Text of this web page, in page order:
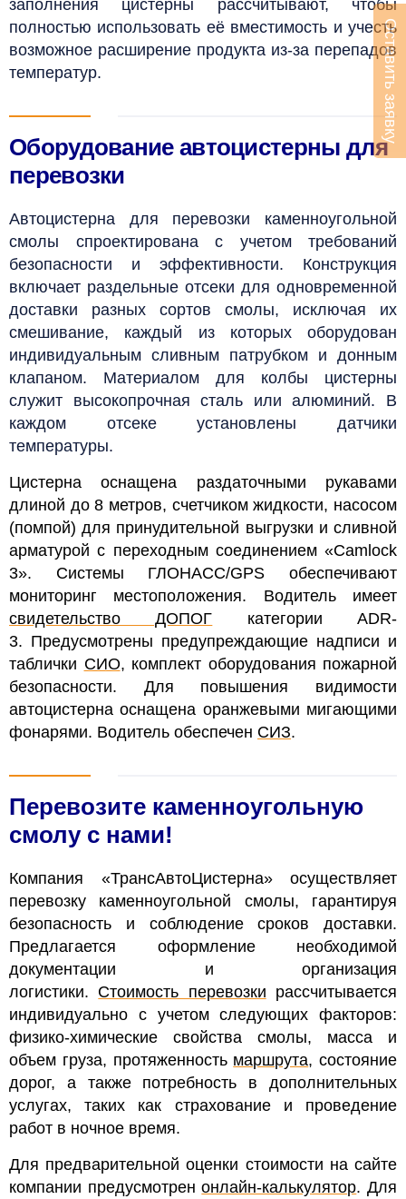
заполнения цистерны рассчитывают, чтобы
полностью использовать её вместимость и учесть
возможное расширение продукта из-за перепадов
температур.
Оборудование автоцистерны для
перевозки
Автоцистерна для перевозки каменноугольной
смолы спроектирована с учетом требований
безопасности и эффективности. Конструкция
включает раздельные отсеки для одновременной
доставки разных сортов смолы, исключая их
смешивание, каждый из которых оборудован
индивидуальным сливным патрубком и донным
клапаном. Материалом для колбы цистерны
служит высокопрочная сталь или алюминий. В
каждом отсеке установлены датчики
температуры.
Цистерна оснащена раздаточными рукавами
длиной до 8 метров, счетчиком жидкости, насосом
(помпой) для принудительной выгрузки и сливной
арматурой с переходным соединением «Camlock
3». Системы ГЛОНАСС/GPS обеспечивают
мониторинг местоположения. Водитель имеет
свидетельство ДОПОГ категории ADR-
3. Предусмотрены предупреждающие надписи и
таблички СИО, комплект оборудования пожарной
безопасности. Для повышения видимости
автоцистерна оснащена оранжевыми мигающими
фонарями. Водитель обеспечен СИЗ.
Перевозите каменноугольную
смолу с нами!
Компания «ТрансАвтоЦистерна» осуществляет
перевозку каменноугольной смолы, гарантируя
безопасность и соблюдение сроков доставки.
Предлагается оформление необходимой
документации и организация
логистики. Стоимость перевозки рассчитывается
индивидуально с учетом следующих факторов:
физико-химические свойства смолы, масса и
объем груза, протяженность маршрута, состояние
дорог, а также потребность в дополнительных
услугах, таких как страхование и проведение
работ в ночное время.
Для предварительной оценки стоимости на сайте
компании предусмотренонлайн-калькулятор. Для
Оставить заявку